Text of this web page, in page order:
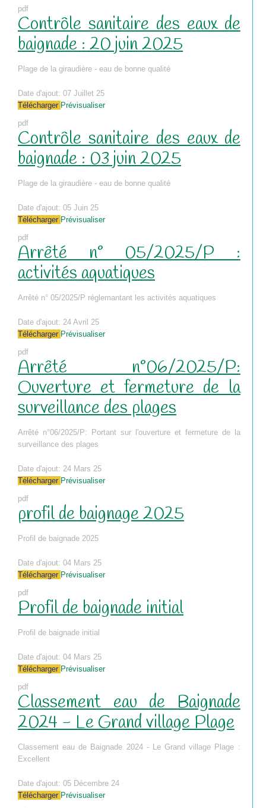
pdf
Contrôle sanitaire des eaux de
baignade : 20 juin 2025
Plage de la giraudière - eau de bonne qualité
Date d'ajout: 07 Juillet 25
Télécharger Prévisualiser
pdf
Contrôle sanitaire des eaux de
baignade : 03 juin 2025
Plage de la giraudière - eau de bonne qualité
Date d'ajout: 05 Juin 25
Télécharger Prévisualiser
pdf
Arrêté n° 05/2025/P :
activités aquatiques
Arrêté n° 05/2025/P réglemantant les activités aquatiques
Date d'ajout: 24 Avril 25
Télécharger Prévisualiser
pdf
Arrêté n°06/2025/P:
Ouverture et fermeture de la
surveillance des plages
Arrêté n°06/2025/P: Portant sur l'ouverture et fermeture de la
surveillance des plages
Date d'ajout: 24 Mars 25
Télécharger Prévisualiser
pdf
profil de baignage 2025
Profil de baignade 2025
Date d'ajout: 04 Mars 25
Télécharger Prévisualiser
pdf
Profil de baignade initial
Profil de baignade initial
Date d'ajout: 04 Mars 25
Télécharger Prévisualiser
pdf
Classement eau de Baignade
2024 - Le Grand village Plage
Classement eau de Baignade 2024 - Le Grand village Plage :
Excellent
Date d'ajout: 05 Décembre 24
Télécharger Prévisualiser